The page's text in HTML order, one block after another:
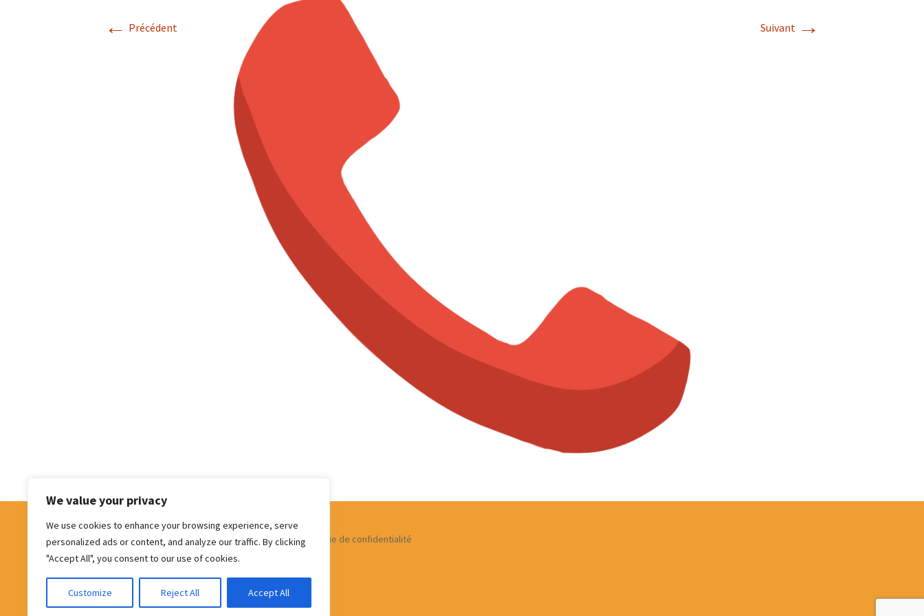
We value your privacy
We use cookies to enhance your browsing experience, serve
personalized ads or content, and analyze our traffic. By clicking
"Accept All", you consent to our use of cookies.
Customize Reject All Accept All
Soins psychologiques de
1ère ligne
Formations externes
Trousses de secours,
pharmacies scolaires et
pharmacies pour services
administratifs
Centrale de marchés
Garderie d’enfants
malades – Ale’izée
couverture des services
← Précédent Suivant →
Facebook
LinkedIn Politique de confidentialité